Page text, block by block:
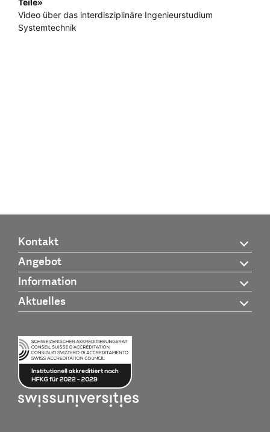
Video über das interdisziplinäre Ingenieurstudium
Systemtechnik
Kontakt
Angebot
Information
Aktuelles